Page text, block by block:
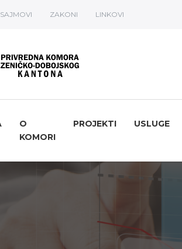
SAJMOVI ZAKONI LINKOVI
O
KOMORI
PROJEKTI USLUGE